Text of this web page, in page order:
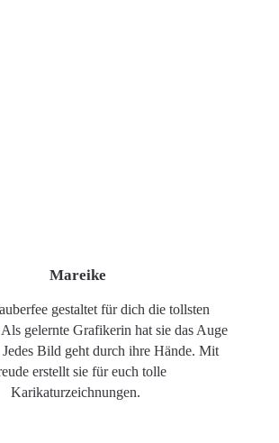
Mareike
gestaltet für dich die tollsten
gelernte Grafikerin hat sie das Auge
Bild geht durch ihre Hände. Mit
erstellt sie für euch tolle
Karikaturzeichnungen.